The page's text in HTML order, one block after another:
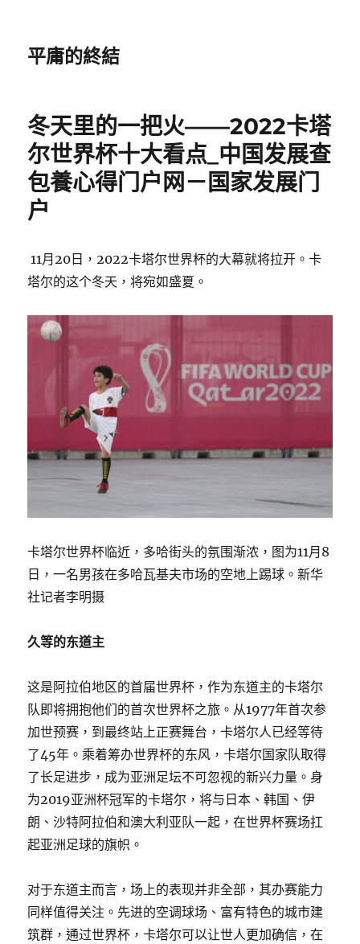
平庸的終結
冬天里的一把火——2022卡塔
尔世界杯十大看点_中国发展查
包養心得门户网－国家发展门
户
11月20日，2022卡塔尔世界杯的大幕就将拉开。卡
塔尔的这个冬天，将宛如盛夏。
卡塔尔世界杯临近，多哈街头的氛围渐浓，图为11月8
日，一名男孩在多哈瓦基夫市场的空地上踢球。新华
社记者李明摄
久等的东道主
这是阿拉伯地区的首届世界杯，作为东道主的卡塔尔
队即将拥抱他们的首次世界杯之旅。从1977年首次参
加世预赛，到最终站上正赛舞台，卡塔尔人已经等待
了45年。乘着筹办世界杯的东风，卡塔尔国家队取得
了长足进步，成为亚洲足坛不可忽视的新兴力量。身
为2019亚洲杯冠军的卡塔尔，将与日本、韩国、伊
朗、沙特阿拉伯和澳大利亚队一起，在世界杯赛场扛
起亚洲足球的旗帜。
对于东道主而言，场上的表现并非全部，其办赛能力
同样值得关注。先进的空调球场、富有特色的城市建
筑群，通过世界杯，卡塔尔可以让世人更加确信，在